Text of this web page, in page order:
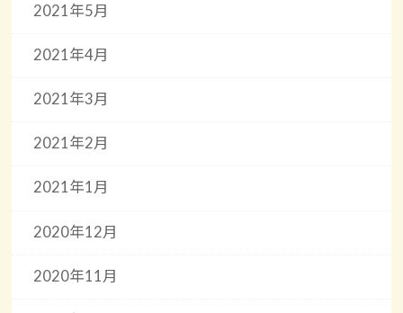
2021年5月
2021年4月
2021年3月
2021年2月
2021年1月
2020年12月
2020年11月